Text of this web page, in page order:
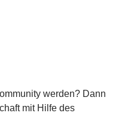
werden? Dann
mit Hilfe des